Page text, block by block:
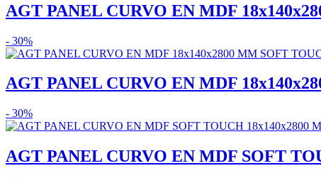
AGT PANEL CURVO EN MDF
- 30%
AGT PANEL CURVO EN MDF
- 30%
AGT PANEL CURVO EN MDF SOFT